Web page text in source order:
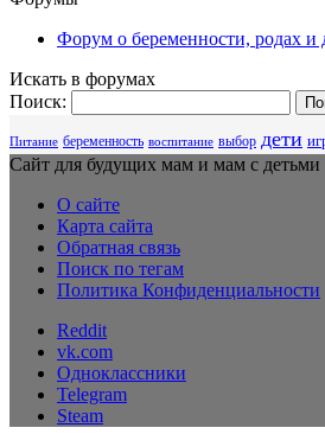
Форум о беременности, родах и
Искать в форумах
Поиск:
Питание беременность воспитание выбор дети
Сайт для будущих мам и мам с
О сайте
Карта сайта
Обратная связь
Поиск по тегам
Политика Конфиденциальности
Reddit
vk.com
Одноклассники
Telegram
Steam